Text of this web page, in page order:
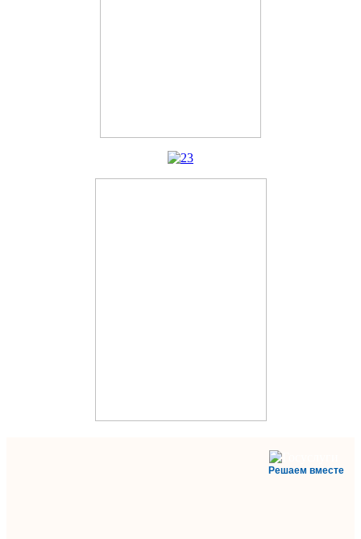
Решаем вместе